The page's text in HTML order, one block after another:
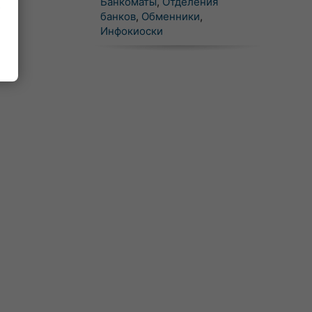
банков, Обменники,
Инфокиоски